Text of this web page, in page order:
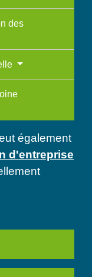
des
également
d'entreprise